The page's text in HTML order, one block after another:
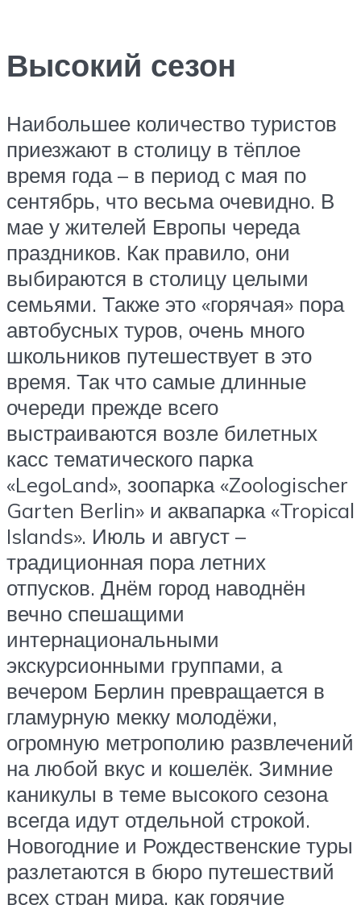
Высокий сезон
Наибольшее количество туристов
приезжают в столицу в тёплое
время года – в период с мая по
сентябрь, что весьма очевидно. В
мае у жителей Европы череда
праздников. Как правило, они
выбираются в столицу целыми
семьями. Также это «горячая» пора
автобусных туров, очень много
школьников путешествует в это
время. Так что самые длинные
очереди прежде всего
выстраиваются возле билетных
касс тематического парка
«LegoLand», зоопарка «Zoologischer
Garten Berlin» и аквапарка «Tropical
Islands». Июль и август –
традиционная пора летних
отпусков. Днём город наводнён
вечно спешащими
интернациональными
экскурсионными группами, а
вечером Берлин превращается в
гламурную мекку молодёжи,
огромную метрополию развлечений
на любой вкус и кошелёк. Зимние
каникулы в теме высокого сезона
всегда идут отдельной строкой.
Новогодние и Рождественские туры
разлетаются в бюро путешествий
всех стран мира, как горячие